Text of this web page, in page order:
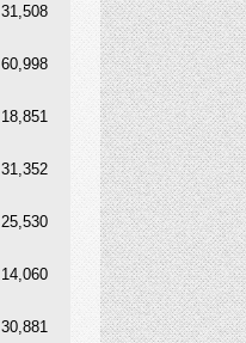
31,508
60,998
18,851
31,352
25,530
14,060
30,881